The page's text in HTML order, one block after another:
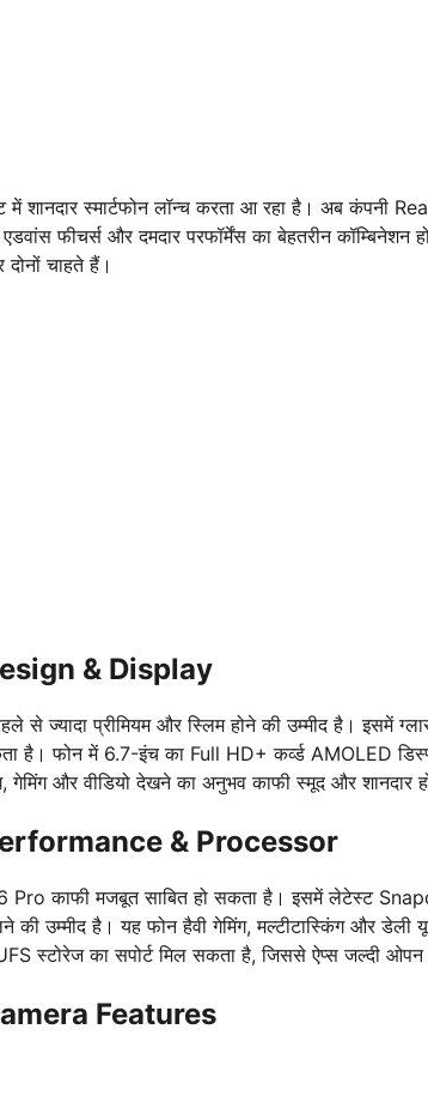
में शानदार स्मार्टफोन लॉन्च करता आ रहा है। अब कंपनी
फीचर्स और दमदार परफॉर्मेंस का बेहतरीन
दोनों चाहते हैं।
& Display
से ज्यादा प्रीमियम और स्लिम होने की उम्मीद है।
है। फोन में 6.7-इंच का Full HD+ कर्व्ड AMOLED
गेमिंग और वीडियो देखने का अनुभव काफी स्मूद और शानदार
& Processor
Pro काफी मजबूत साबित हो सकता है। इसमें लेटेस्ट
की उम्मीद है। यह फोन हैवी गेमिंग, मल्टीटास्किंग और डेली
स्टोरेज का सपोर्ट मिल सकता है, जिससे ऐप्स जल्दी
Features